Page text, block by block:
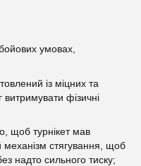
умовах,
із міцних та
витримувати фізичні
щоб турнікет мав
механізм стягування, щоб
надто сильного тиску;